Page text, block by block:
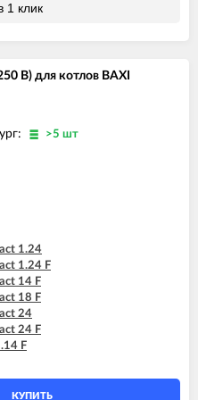
(BSE)
240i
1 клик
В) для котлов BAXI
>5 шт
1.24
1.24 F
14 F
18 F
24
24 F
F
F
F
Fi
КУПИТЬ